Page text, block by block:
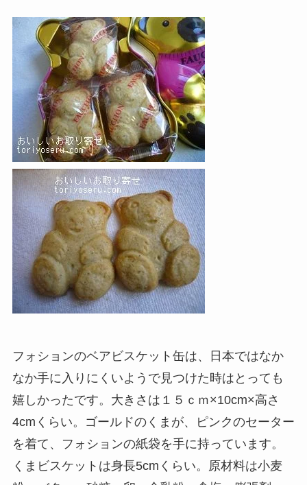
フォションのベアビスケット缶は、日本ではなか
なか手に入りにくいようで見つけた時はとっても
嬉しかったです。大きさは１５ｃｍ×10cm×高さ
4cmくらい。ゴールドのくまが、ピンクのセーター
を着て、フォションの紙袋を手に持っています。
くまビスケットは身長5cmくらい。原材料は小麦